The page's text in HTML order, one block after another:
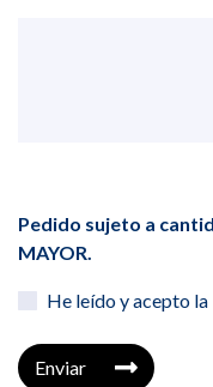
Pedido sujeto a
MAYOR.
He leído y acepto la
Enviar